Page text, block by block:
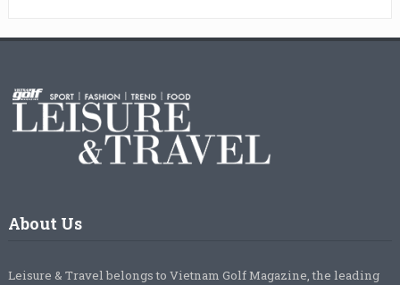
About Us
Leisure & Travel belongs to Vietnam Golf Magazine, the leading